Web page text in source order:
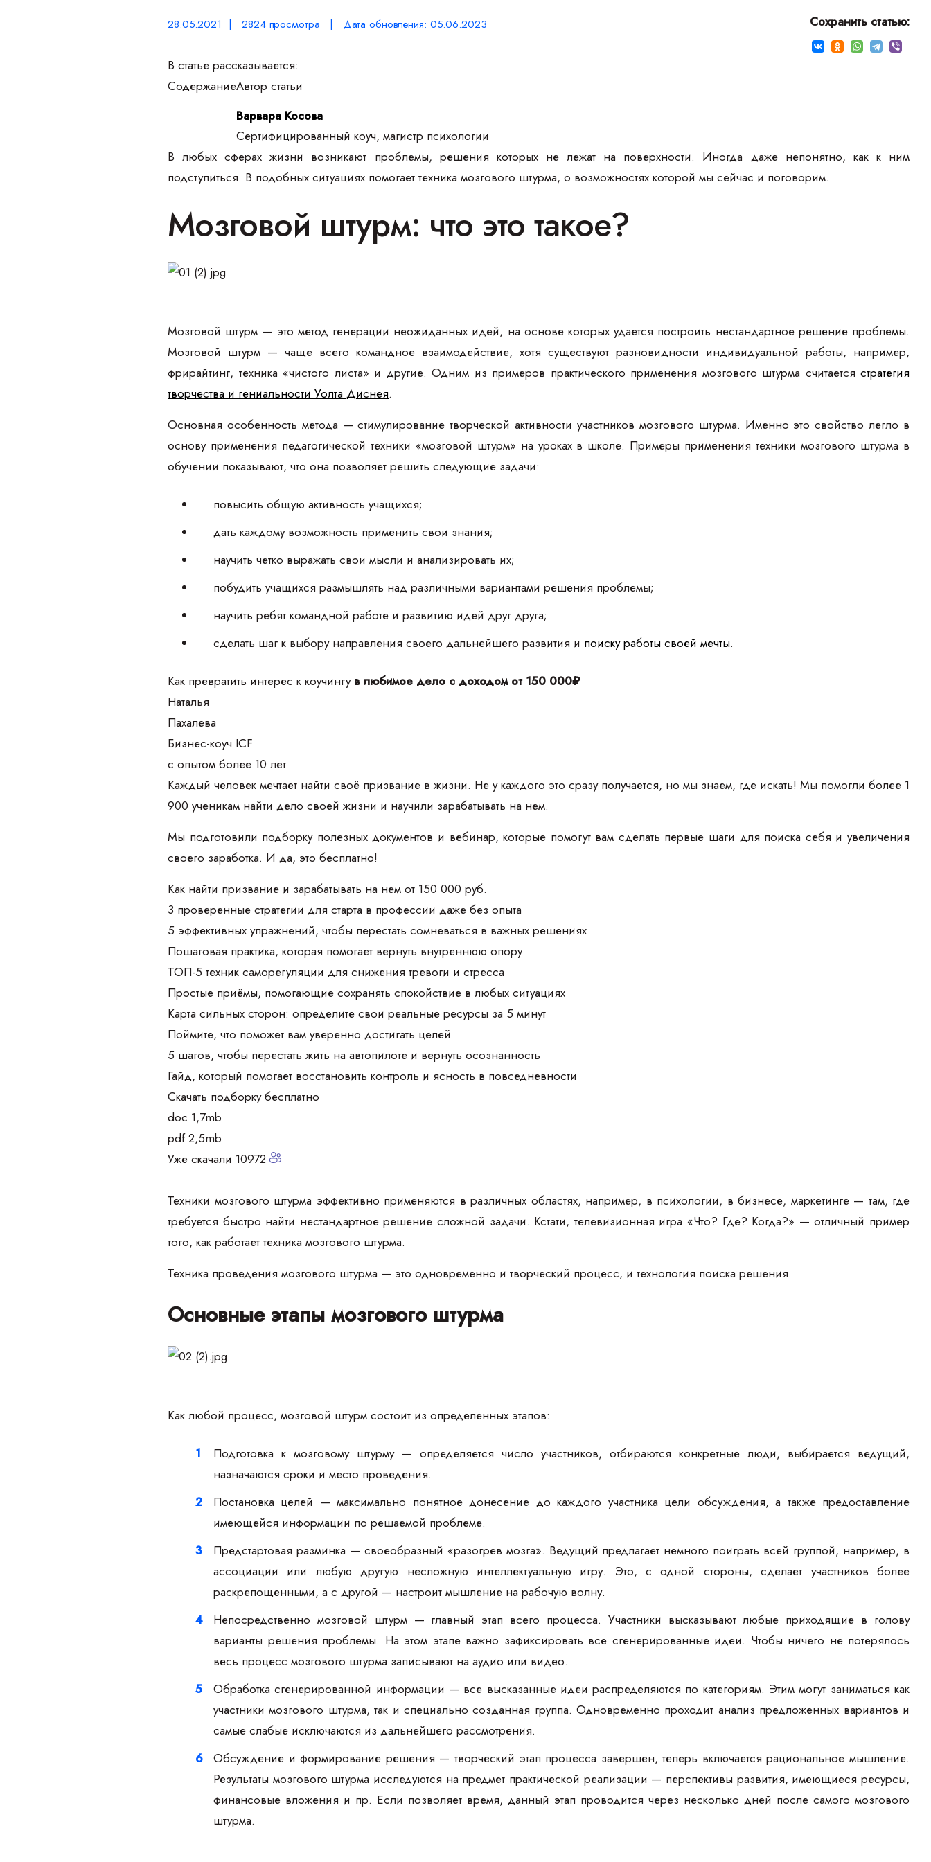
28.05.2021 | 2824 просмотра | Дата обновления: 05.06.2023 Сохранить статью:
В статье рассказывается:
СодержаниеАвтор статьи
Варвара Косова
Сертифицированный коуч, магистр психологии
В любых сферах жизни возникают проблемы, решения которых не лежат на поверхности. Иногда даже непонятно, как к ним
подступиться. В подобных ситуациях помогает техника мозгового штурма, о возможностях которой мы сейчас и поговорим.
Мозговой штурм: что это такое?
Мозговой штурм — это метод генерации неожиданных идей, на основе которых удается построить нестандартное решение проблемы.
Мозговой штурм — чаще всего командное взаимодействие, хотя существуют разновидности индивидуальной работы, например,
фрирайтинг, техника «чистого листа» и другие. Одним из примеров практического применения мозгового штурма считается стратегия
творчества и гениальности Уолта Диснея.
Основная особенность метода — стимулирование творческой активности участников мозгового штурма. Именно это свойство легло в
основу применения педагогической техники «мозговой штурм» на уроках в школе. Примеры применения техники мозгового штурма в
обучении показывают, что она позволяет решить следующие задачи:
повысить общую активность учащихся;
дать каждому возможность применить свои знания;
научить четко выражать свои мысли и анализировать их;
побудить учащихся размышлять над различными вариантами решения проблемы;
научить ребят командной работе и развитию идей друг друга;
сделать шаг к выбору направления своего дальнейшего развития и поиску работы своей мечты.
Как превратить интерес к коучингу в любимое дело с доходом от 150 000₽
Наталья
Пахалева
Бизнес-коуч ICF
с опытом более 10 лет
Каждый человек мечтает найти своё призвание в жизни. Не у каждого это сразу получается, но мы знаем, где искать! Мы помогли более 1
900 ученикам найти дело своей жизни и научили зарабатывать на нем.
Мы подготовили подборку полезных документов и вебинар, которые помогут вам сделать первые шаги для поиска себя и увеличения
своего заработка. И да, это бесплатно!
Как найти призвание и зарабатывать на нем от 150 000 руб.
3 проверенные стратегии для старта в профессии даже без опыта
5 эффективных упражнений, чтобы перестать сомневаться в важных решениях
Пошаговая практика, которая помогает вернуть внутреннюю опору
ТОП-5 техник саморегуляции для снижения тревоги и стресса
Простые приёмы, помогающие сохранять спокойствие в любых ситуациях
Карта сильных сторон: определите свои реальные ресурсы за 5 минут
Поймите, что поможет вам уверенно достигать целей
5 шагов, чтобы перестать жить на автопилоте и вернуть осознанность
Гайд, который помогает восстановить контроль и ясность в повседневности
Скачать подборку бесплатно
doc 1,7mb
pdf 2,5mb
Уже скачали 10972
Техники мозгового штурма эффективно применяются в различных областях, например, в психологии, в бизнесе, маркетинге — там, где
требуется быстро найти нестандартное решение сложной задачи. Кстати, телевизионная игра «Что? Где? Когда?» — отличный пример
того, как работает техника мозгового штурма.
Техника проведения мозгового штурма — это одновременно и творческий процесс, и технология поиска решения.
Основные этапы мозгового штурма
Как любой процесс, мозговой штурм состоит из определенных этапов:
Подготовка к мозговому штурму — определяется число участников, отбираются конкретные люди, выбирается ведущий,
назначаются сроки и место проведения.
Постановка целей — максимально понятное донесение до каждого участника цели обсуждения, а также предоставление
имеющейся информации по решаемой проблеме.
Предстартовая разминка — своеобразный «разогрев мозга». Ведущий предлагает немного поиграть всей группой, например, в
ассоциации или любую другую несложную интеллектуальную игру. Это, с одной стороны, сделает участников более
раскрепощенными, а с другой — настроит мышление на рабочую волну.
Непосредственно мозговой штурм — главный этап всего процесса. Участники высказывают любые приходящие в голову
варианты решения проблемы. На этом этапе важно зафиксировать все сгенерированные идеи. Чтобы ничего не потерялось
весь процесс мозгового штурма записывают на аудио или видео.
Обработка сгенерированной информации — все высказанные идеи распределяются по категориям. Этим могут заниматься как
участники мозгового штурма, так и специально созданная группа. Одновременно проходит анализ предложенных вариантов и
самые слабые исключаются из дальнейшего рассмотрения.
Обсуждение и формирование решения — творческий этап процесса завершен, теперь включается рациональное мышление.
Результаты мозгового штурма исследуются на предмет практической реализации — перспективы развития, имеющиеся ресурсы,
финансовые вложения и пр. Если позволяет время, данный этап проводится через несколько дней после самого мозгового
штурма.